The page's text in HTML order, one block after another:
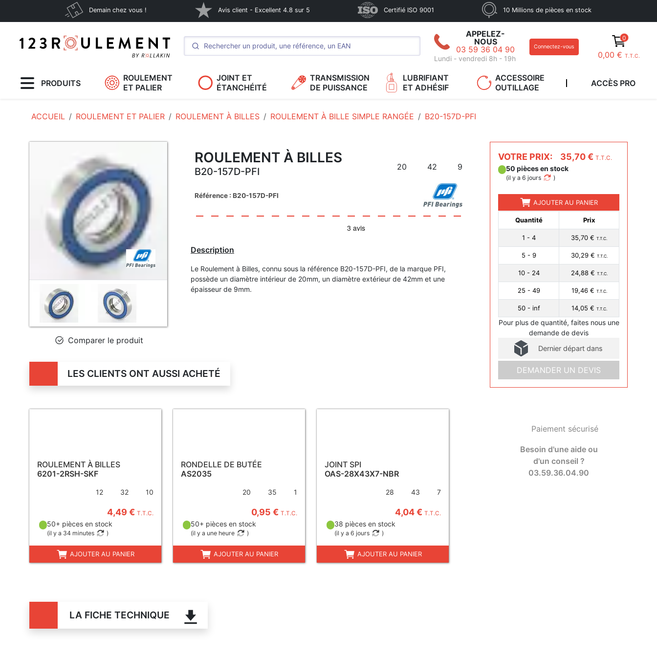
Demain chez vous ! Avis client - Excellent 4.8 sur 5 Certifié ISO 9001 10 Millions de pièces en stock
APPELEZ-
NOUS
03 59 36 04 90
Lundi - vendredi 8h - 19h
Connectez-vous
0
0,00 € T.T.C.
PRODUITS
ROULEMENT
ET PALIER
JOINT ET
ÉTANCHÉITÉ
TRANSMISSION
DE PUISSANCE
LUBRIFIANT
ET ADHÉSIF
ACCESSOIRE
OUTILLAGE
ACCÈS PRO
ACCUEIL ROULEMENT ET PALIER ROULEMENT À BILLES ROULEMENT À BILLE SIMPLE RANGÉE B20-157D-PFI
Comparer le produit
ROULEMENT À BILLES
B20-157D-PFI 20 42 9
Référence : B20-157D-PFI
Description
Le Roulement à Billes, connu sous la référence B20-157D-PFI, de la marque PFI,
possède un diamètre intérieur de 20mm, un diamètre extérieur de 42mm et une
épaisseur de 9mm.
VOTRE PRIX: 35,70 € T.T.C.
50 pièces en stock
(il y a 6 jours )
AJOUTER AU PANIER
Quantité Prix
1 - 4 35,70 € T.T.C.
5 - 9 30,29 € T.T.C.
10 - 24 24,88 € T.T.C.
25 - 49 19,46 € T.T.C.
50 - inf 14,05 € T.T.C.
Pour plus de quantité, faites nous une
demande de devis
Dernier départ dans
DEMANDER UN DEVIS
Paiement sécurisé
Besoin d'une aide ou
d'un conseil ?
03.59.36.04.90
LES CLIENTS ONT AUSSI ACHETÉ
ROULEMENT À BILLES
6201-2RSH-SKF
12 32 10
4,49 € T.T.C.
50+ pièces en stock
(il y a 34 minutes )
AJOUTER AU PANIER
RONDELLE DE BUTÉE
AS2035
20 35 1
0,95 € T.T.C.
50+ pièces en stock
(il y a une heure )
AJOUTER AU PANIER
JOINT SPI
OAS-28X43X7-NBR
28 43 7
4,04 € T.T.C.
38 pièces en stock
(il y a 6 jours )
AJOUTER AU PANIER
LA FICHE TECHNIQUE